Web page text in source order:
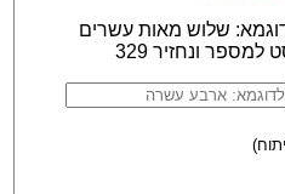
שלוש מאות עשרים
ונחזיר 329